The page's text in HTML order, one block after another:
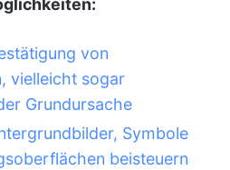
von
vielleicht sogar
Grundursache
Symbole
beisteuern